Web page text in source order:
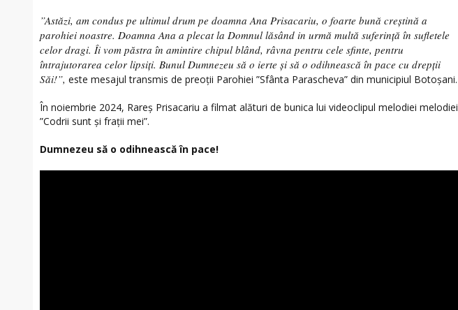
”Astăzi, am condus pe ultimul drum pe doamna Ana Prisacariu, o foarte bună creștină a
parohiei noastre. Doamna Ana a plecat la Domnul lăsând in urmă multă suferință în sufletele
celor dragi. Îi vom păstra în amintire chipul blând, râvna pentru cele sfinte, pentru
întrajutorarea celor lipsiți. Bunul Dumnezeu să o ierte și să o odihnească în pace cu drepții
Săi!”, este mesajul transmis de preoții Parohiei ”Sfânta Parascheva” din municipiul Botoșani.
În noiembrie 2024, Rareș Prisacariu a filmat alături de bunica lui videoclipul melodiei melodiei
”Codrii sunt și frații mei”.
Dumnezeu să o odihnească în pace!